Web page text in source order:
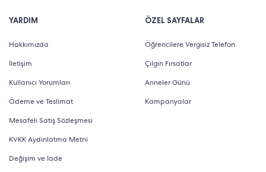
YARDIM
Hakkımızda
İletişim
Kullanıcı Yorumları
Ödeme ve Teslimat
Mesafeli Satış Sözleşmesi
KVKK Aydınlatma Metni
Değişim ve İade
ÖZEL SAYFALAR
Öğrencilere Vergisiz Telefon
Çılgın Fırsatlar
Anneler Günü
Kampanyalar